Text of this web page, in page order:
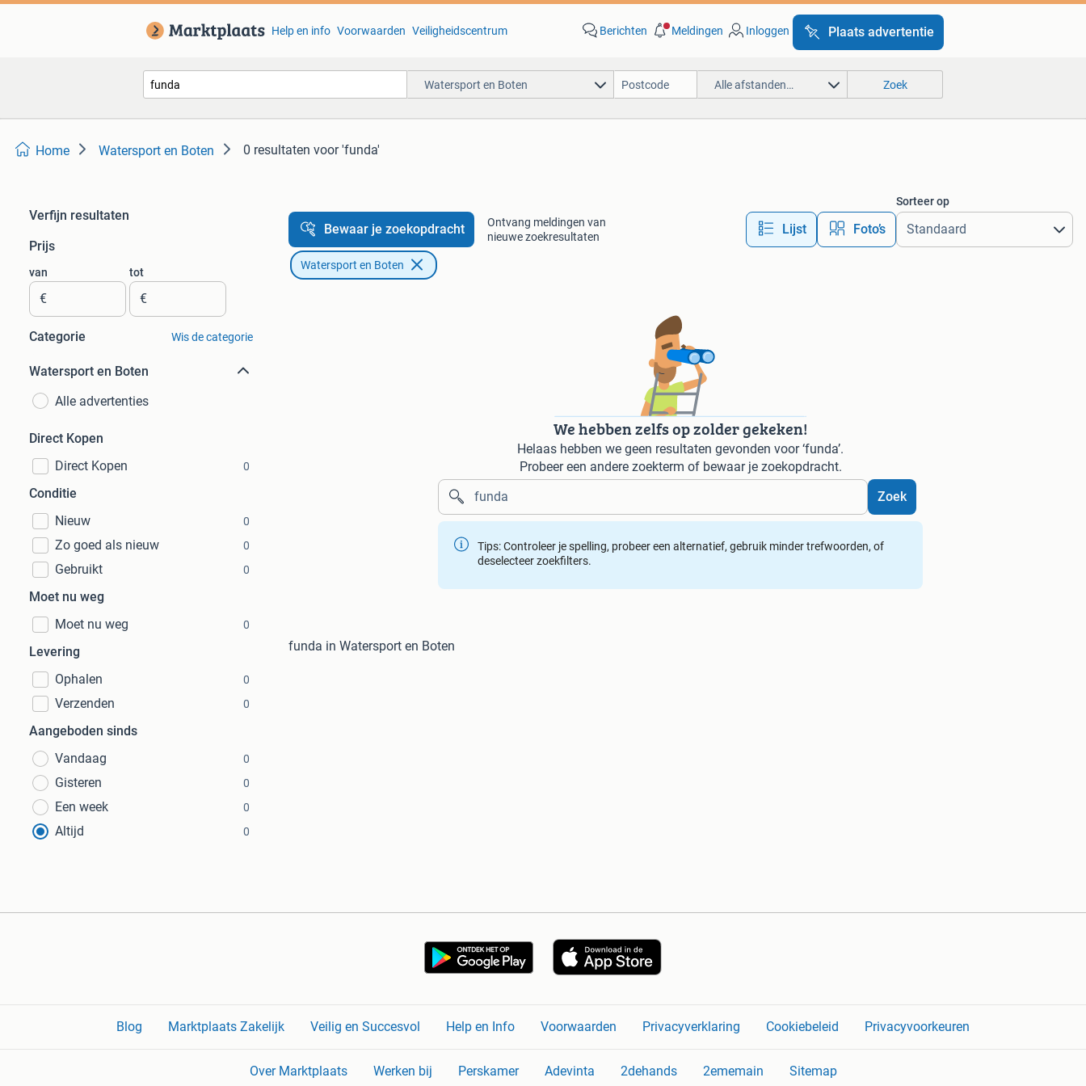
Help en info Voorwaarden Veiligheidscentrum Berichten Meldingen Inloggen Plaats advertentie
Watersport en Boten Alle afstanden… Zoek
Home Watersport en Boten 0 resultaten voor 'funda'
Verfijn resultaten
Prijs
van
€
tot
€
Categorie Wis de categorie
Watersport en Boten
Alle advertenties
Direct Kopen
Direct Kopen
0
Conditie
Nieuw
0
Zo goed als nieuw 0
Gebruikt 0
Moet nu weg
Moet nu weg
0
Levering
Ophalen
0
Verzenden 0
Aangeboden sinds
Vandaag
0
Gisteren 0
Een week 0
Altijd 0
Bewaar je zoekopdracht
Ontvang meldingen van
nieuwe zoekresultaten
Lijst Foto’s
Sorteer op
Watersport en Boten
We hebben zelfs op zolder gekeken!
Helaas hebben we geen resultaten gevonden voor ‘funda’.
Probeer een andere zoekterm of bewaar je zoekopdracht.
Zoek
Tips: Controleer je spelling, probeer een alternatief, gebruik minder trefwoorden, of
deselecteer zoekfilters.
funda in Watersport en Boten
Blog Marktplaats Zakelijk Veilig en Succesvol Help en Info Voorwaarden Privacyverklaring Cookiebeleid Privacyvoorkeuren
Over Marktplaats Werken bij Perskamer Adevinta 2dehands 2ememain Sitemap